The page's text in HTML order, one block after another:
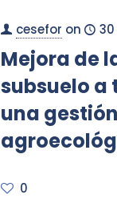
cesefor on
Mejora de
subsuelo a
una gestión
0